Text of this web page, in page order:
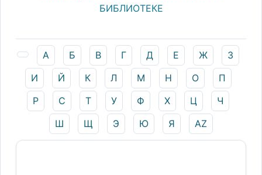
БИБЛИОТЕКЕ
А Б В Г Д Е Ж
З
И
Й К Л М Н О
П
Р
С Т У Ф Х Ц
Ч
Ш
Щ Э Ю Я AZ